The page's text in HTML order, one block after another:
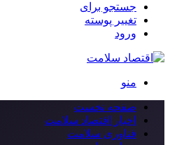
جستجو برای
تغییر پوسته
ورود
منو
صفحه نخست
اخبار اقتصاد سلامت
فناوری سلامت